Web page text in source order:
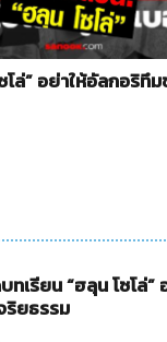
ล่” อย่าให้อัลกอริทึ
ทเรียน “ฮลุน โซโล่”
ริยธรรม